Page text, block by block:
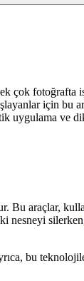
çok
için bu
uygulama ve
Bu araçlar,
nesneyi
bu